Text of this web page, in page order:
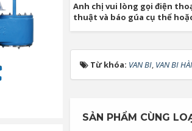
Anh chị vui lòng gọi điện
thuật và báo gúa cụ thể
Từ khóa: VAN BI, VAN BI
SẢN PHẨM CÙNG